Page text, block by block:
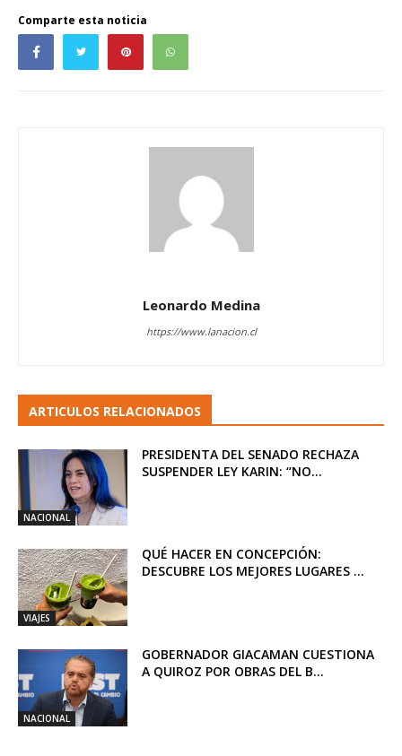
Comparte esta noticia
Leonardo Medina
https://www.lanacion.cl
ARTICULOS RELACIONADOS
NACIONAL
PRESIDENTA DEL SENADO RECHAZA
SUSPENDER LEY KARIN: “NO...
VIAJES
QUÉ HACER EN CONCEPCIÓN:
DESCUBRE LOS MEJORES LUGARES ...
NACIONAL
GOBERNADOR GIACAMAN CUESTIONA
A QUIROZ POR OBRAS DEL B...